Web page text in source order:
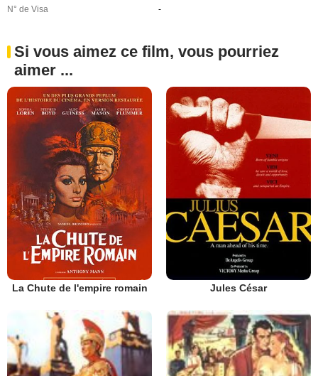
N° de Visa
-
Si vous aimez ce film, vous pourriez
aimer ...
La Chute de l'empire romain Jules César